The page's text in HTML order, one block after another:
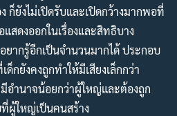
ก็ยังไม่เปิดรับและเปิดกว้างมากพอที่
แสดงออกในเรื่องและสิทธิบาง
ยากรู้อีกเป็นจำนวนมากได้ ประกอบ
ด็กยังคงถูกทำให้มีเสียงเล็กกว่า
อำนาจน้อยกว่าผู้ใหญ่และต้องถูก
ผู้ใหญ่เป็นคนสร้าง